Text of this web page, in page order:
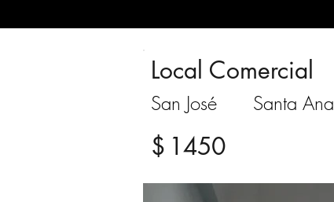
Local Comercial
San José Santa Ana
$ 1450